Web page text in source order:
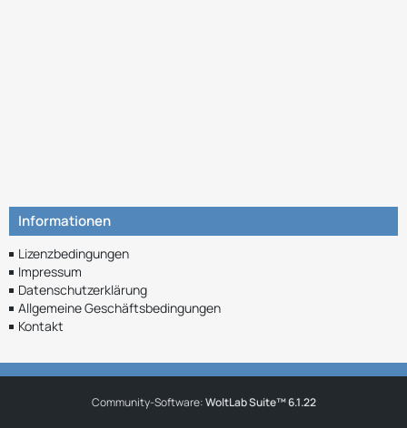
Informationen
Lizenzbedingungen
Impressum
Datenschutzerklärung
Allgemeine Geschäftsbedingungen
Kontakt
Community-Software:WoltLab Suite™ 6.1.22